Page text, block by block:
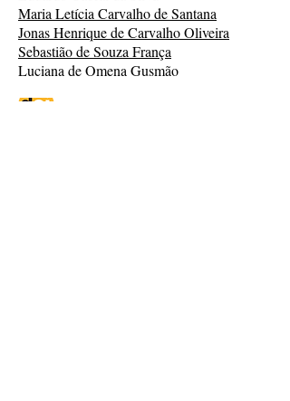
Maria Letícia Carvalho de Santana
Jonas Henrique de Carvalho Oliveira
Sebastião de Souza França
Luciana de Omena Gusmão